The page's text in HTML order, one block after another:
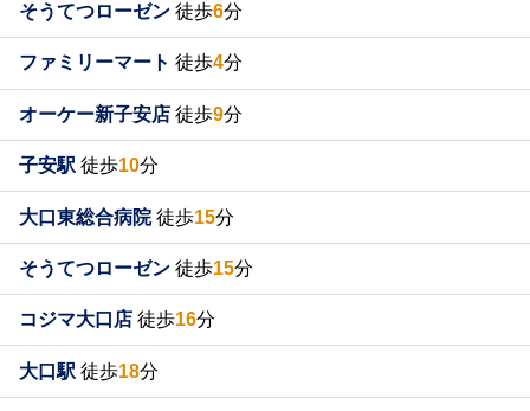
そうてつローゼン 徒歩6分
ファミリーマート 徒歩4分
オーケー新子安店 徒歩9分
子安駅 徒歩10分
大口東総合病院徒歩15分
そうてつローゼン 徒歩15分
コジマ大口店 徒歩16分
大口駅 徒歩18分